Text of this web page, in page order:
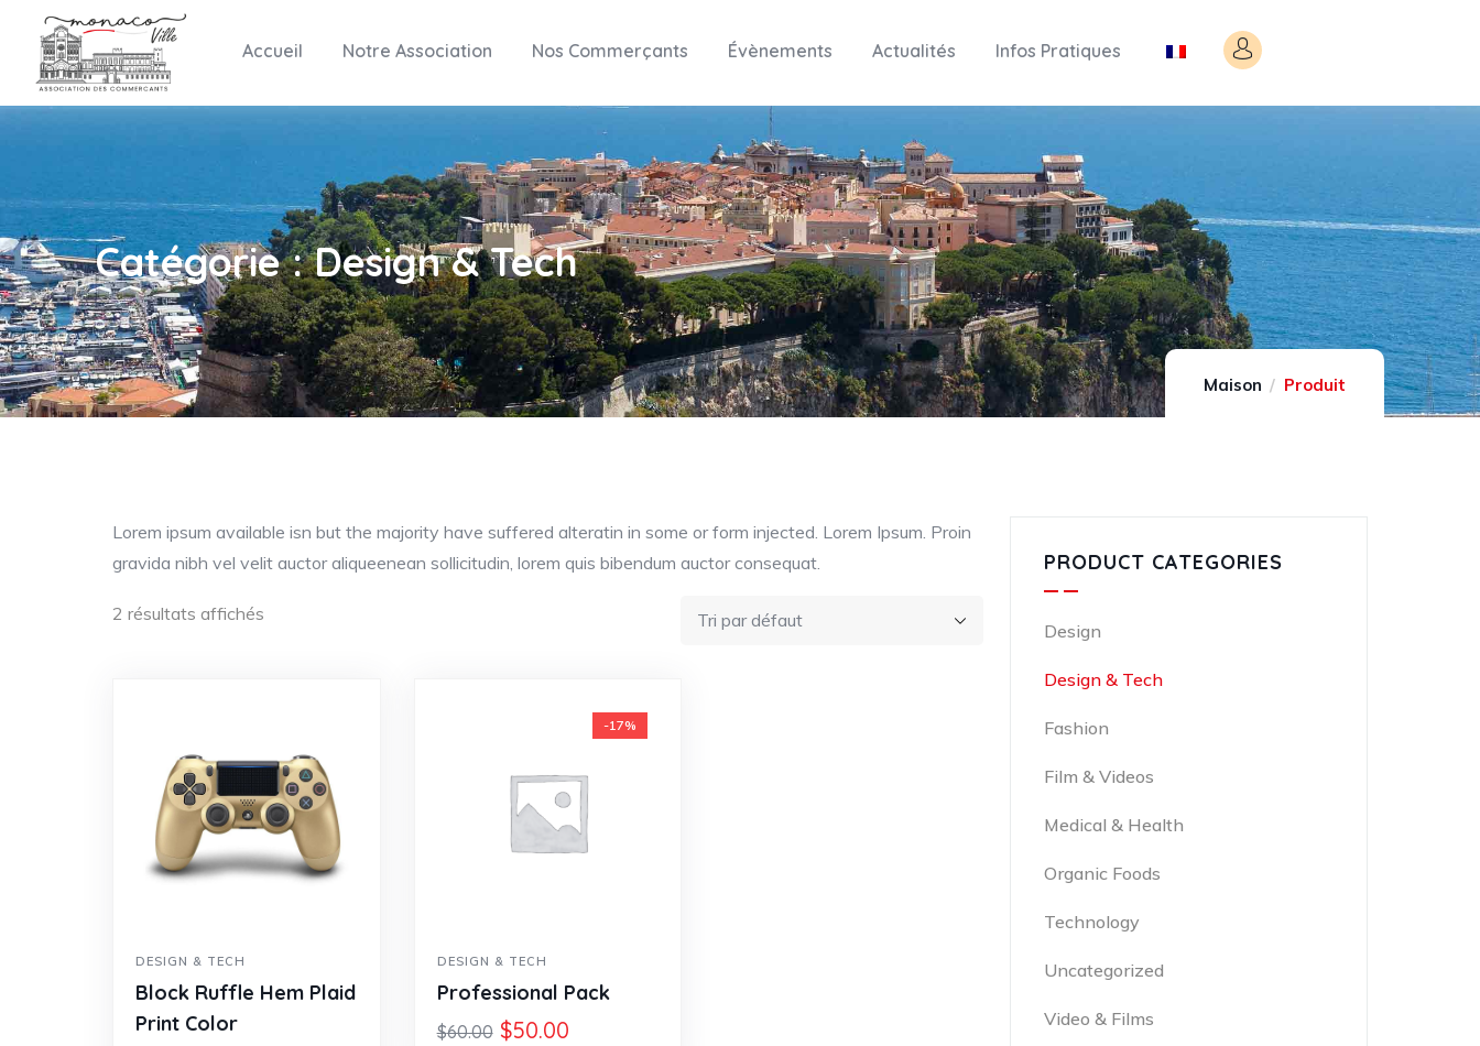
Accueil Notre Association Nos Commerçants Évènements Actualités Infos Pratiques
Catégorie :Design & Tech
Maison Produit
Lorem ipsum available isn but the majority have suffered alteratin in some or form injected. Lorem Ipsum. Proin
gravida nibh vel velit auctor aliqueenean sollicitudin, lorem quis bibendum auctor consequat.
2 résultats affichés
DESIGN & TECH
Block Ruffle Hem Plaid
Print Color
-17%
DESIGN & TECH
Professional Pack
$60.00 $50.00
PRODUCT CATEGORIES
Design
Design & Tech
Fashion
Film & Videos
Medical & Health
Organic Foods
Technology
Uncategorized
Video & Films